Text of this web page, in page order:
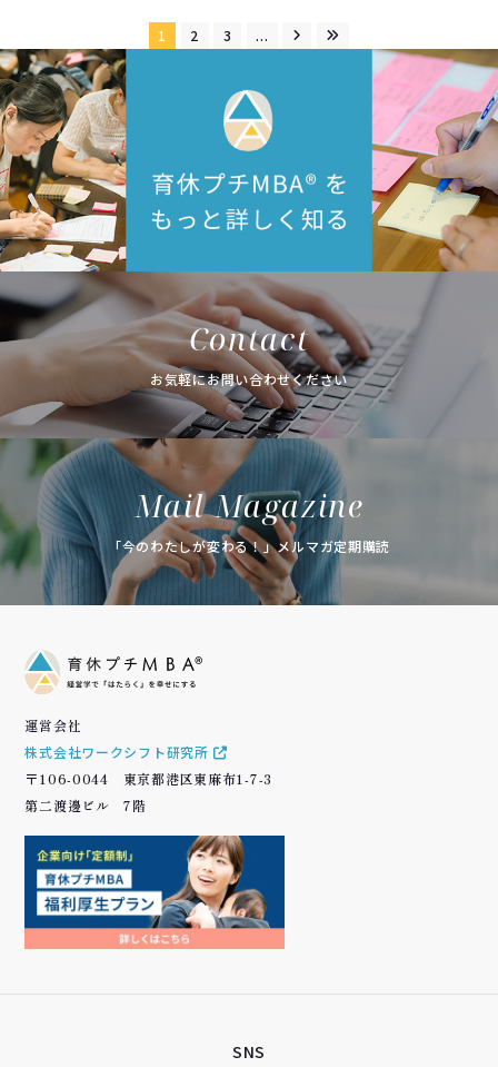
1 2 3 ...
Contact
お気軽にお問い合わせください
Mail Magazine
「今のわたしが変わる！」メルマガ定期購読
運営会社
株式会社ワークシフト研究所
〒106-0044 東京都港区東麻布1-7-3
第二渡邊ビル 7階
SNS